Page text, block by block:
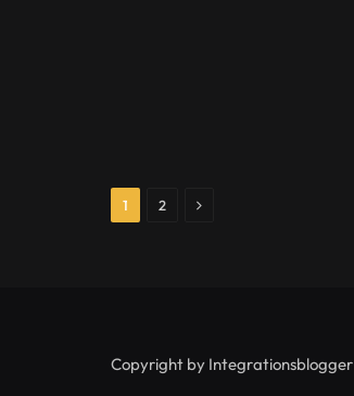
1 2 Next
Copyright by Integrationsblogger